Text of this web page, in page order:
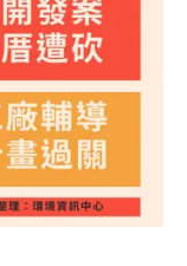
公聽會場次皆在
民對計畫內容一